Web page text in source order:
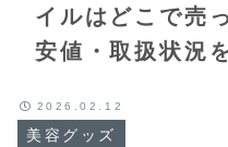
イルはどこで売
安値・取扱状況
美容グッズ
2026.02.12